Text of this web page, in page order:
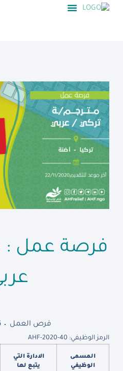
فرصة عمل :
فرص العمل
الرمز الوظيفي: AHF-2020-40
المسمى
الوظيفي
الادارة التي
يتبع لها